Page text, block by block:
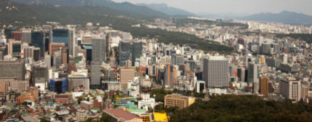
ASIA
ORIENTE
PROMOCIONES